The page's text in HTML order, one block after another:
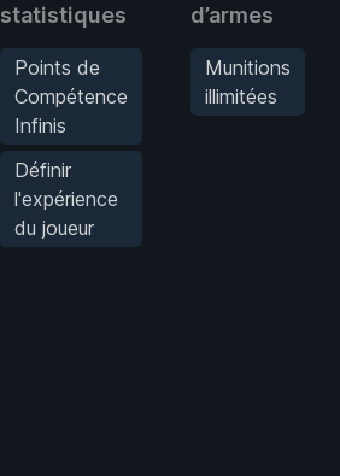
statistiques
Points de
Compétence
Infinis
Définir
l'expérience
du joueur
d’armes
Munitions
illimitées